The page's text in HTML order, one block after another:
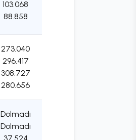
103.068
88.858
273.040
296.417
308.727
280.656
Dolmadı
Dolmadı